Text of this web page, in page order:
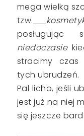
mega wielką
tzw.
niedoczasie
stracimy czas
tych ubrudzeń.
Pal licho, jeśli
jest już na niej
się jeszcze